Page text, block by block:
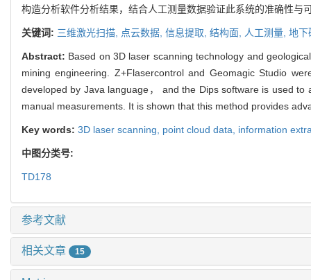
构造分析软件分析结果，结合人工测量数据验证此系统的准确性
关键词: 三维激光扫描, 点云数据, 信息提取, 结构面, 人工测量, 地下
Abstract: Based on 3D laser scanning technology and
mining engineering. Z+Flasercontrol and Geomagic Studio
developed by Java language， and the Dips software is used
manual measurements. It is shown that this method provides
Key words: 3D laser scanning, point cloud data, information
中图分类号:
TD178
参考文献
相关文章 15